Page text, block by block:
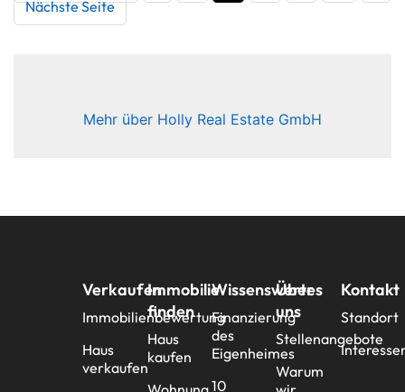
Nächste Seite
Mehr über Holly Real Estate GmbH
Verkaufen
Immobilienbewertung
Haus
verkaufen
Immobilie
finden
Haus
kaufen
Wissenswertes
Finanzierung
des
Eigenheimes
10
Über
uns
Stellenangebote
Warum
Kontakt
Standort